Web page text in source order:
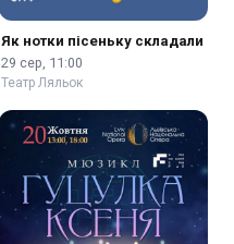
Як нотки пісеньку складали
29 сер, 11:00
Театр Ляльок